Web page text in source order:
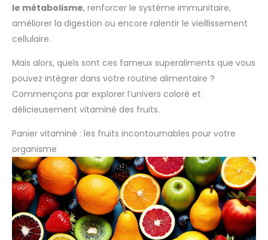
le métabolisme, renforcer le système immunitaire,
améliorer la digestion ou encore ralentir le vieillissement
cellulaire.
Mais alors, quels sont ces fameux superaliments que vous
pouvez intégrer dans votre routine alimentaire ?
Commençons par explorer l’univers coloré et
délicieusement vitaminé des fruits.
Panier vitaminé : les fruits incontournables pour votre
organisme